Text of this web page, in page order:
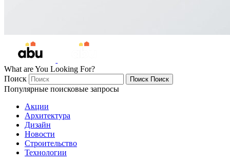
What are You Looking For?
Поиск
Поиск Поиск
Популярные поисковые запросы
Акции
Архитектура
Дизайн
Новости
Строительство
Технологии